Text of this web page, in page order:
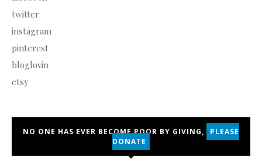
twitter
instagram
pinterest
bloglovin
etsy
NO ONE HAS EVER BECOME POOR BY GIVING,
PLEASE
DONATE